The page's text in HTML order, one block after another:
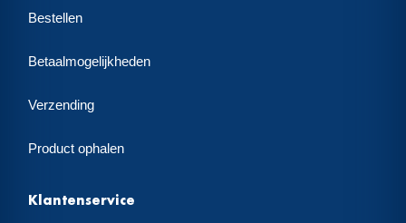
Bestellen
Betaalmogelijkheden
Verzending
Product ophalen
Klantenservice